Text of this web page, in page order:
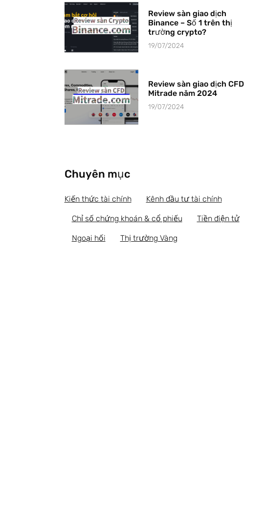
Review sàn giao dịch
Binance – Số 1 trên thị
trường crypto?
19/07/2024
Review sàn giao dịch CFD
Mitrade năm 2024
19/07/2024
Chuyên mục
Kiến thức tài chính Kênh đầu tư tài chính
Chỉ số chứng khoán & cổ phiếu Tiền điện tử
Ngoại hối Thị trường Vàng